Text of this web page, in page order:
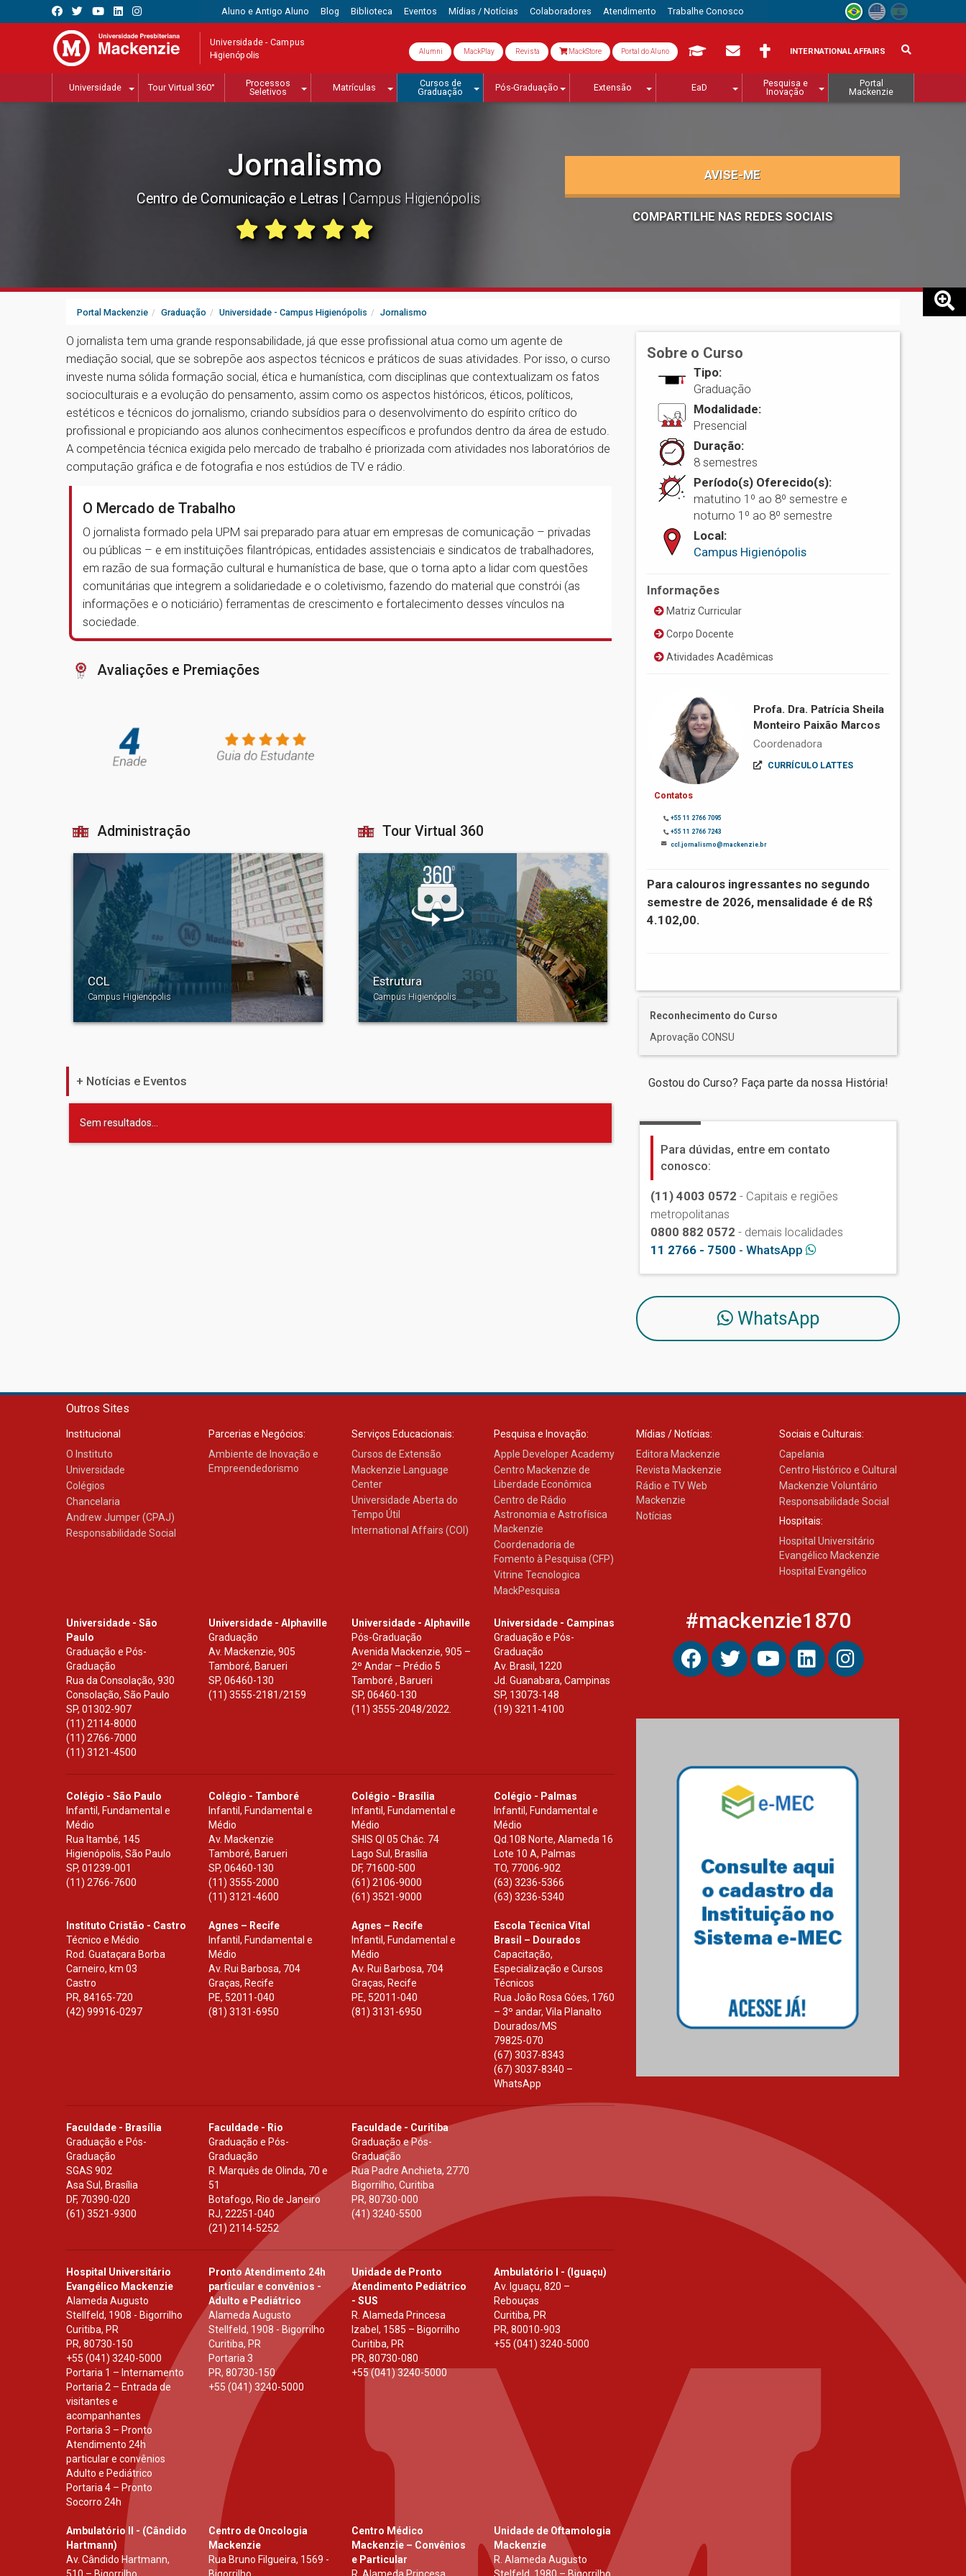
Aluno e Antigo Aluno Blog Biblioteca Eventos Mídias / Notícias Colaboradores Atendimento Trabalhe Conosco
Universidade - Campus
Higienópolis Alumni MackPlay Revista MackStore Portal do Aluno INTERNATIONAL AFFAIRS
Universidade Tour Virtual 360°
Processos
Seletivos
Matrículas
Cursos de
Graduação
Pós-Graduação Extensão EaD
Pesquisa e
Inovação
Portal
Mackenzie
Jornalismo
Centro de Comunicação e Letras Campus Higienópolis
AVISE-ME
COMPARTILHE NAS REDES SOCIAIS
Portal Mackenzie Graduação Universidade - Campus Higienópolis Jornalismo
O jornalista tem uma grande responsabilidade, já que esse profissional atua como um agente de
mediação social, que se sobrepõe aos aspectos técnicos e práticos de suas atividades. Por isso, o curso
investe numa sólida formação social, ética e humanística, com disciplinas que contextualizam os fatos
socioculturais e a evolução do pensamento, assim como os aspectos históricos, éticos, políticos,
estéticos e técnicos do jornalismo, criando subsídios para o desenvolvimento do espírito crítico do
profissional e propiciando aos alunos conhecimentos específicos e profundos dentro da área de estudo.
A competência técnica exigida pelo mercado de trabalho é priorizada com atividades nos laboratórios de
computação gráfica e de fotografia e nos estúdios de TV e rádio.
O Mercado de Trabalho
O jornalista formado pela UPM sai preparado para atuar em empresas de comunicação – privadas
ou públicas – e em instituições filantrópicas, entidades assistenciais e sindicatos de trabalhadores,
em razão de sua formação cultural e humanística de base, que o torna apto a lidar com questões
comunitárias que integrem a solidariedade e o coletivismo, fazendo do material que constrói (as
informações e o noticiário) ferramentas de crescimento e fortalecimento desses vínculos na
sociedade.
Avaliações e Premiações
Administração
CCL
Campus Higienópolis
Tour Virtual 360
Estrutura
Campus Higienópolis
+ Notícias e Eventos
Sem resultados...
Sobre o Curso
Tipo:
Graduação
Modalidade:
Presencial
Duração:
8 semestres
Período(s) Oferecido(s):
matutino 1º ao 8º semestre e
noturno 1º ao 8º semestre
Local:
Campus Higienópolis
Informações
Matriz Curricular
Corpo Docente
Atividades Acadêmicas
Profa. Dra. Patrícia Sheila
Monteiro Paixão Marcos
Coordenadora
CURRÍCULO LATTES
Contatos
+55 11 2766 7095
+55 11 2766 7243
ccl.jornalismo@mackenzie.br
Para calouros ingressantes no segundo
semestre de 2026, mensalidade é de R$
4.102,00.
Reconhecimento do Curso
Aprovação CONSU
Gostou do Curso? Faça parte da nossa História!
Para dúvidas, entre em contato
conosco:
(11) 4003 0572 - Capitais e regiões
metropolitanas
0800 882 0572 - demais localidades
11 2766 - 7500 - WhatsApp
WhatsApp
Outros Sites
Institucional
O Instituto
Universidade
Colégios
Chancelaria
Andrew Jumper (CPAJ)
Responsabilidade Social
Parcerias e Negócios:
Ambiente de Inovação e
Empreendedorismo
Serviços Educacionais:
Cursos de Extensão
Mackenzie Language
Center
Universidade Aberta do
Tempo Útil
International Affairs (COI)
Pesquisa e Inovação:
Apple Developer Academy
Centro Mackenzie de
Liberdade Econômica
Centro de Rádio
Astronomia e Astrofísica
Mackenzie
Coordenadoria de
Fomento à Pesquisa (CFP)
Vitrine Tecnologica
MackPesquisa
Mídias / Notícias:
Editora Mackenzie
Revista Mackenzie
Rádio e TV Web
Mackenzie
Notícias
Sociais e Culturais:
Capelania
Centro Histórico e Cultural
Mackenzie Voluntário
Responsabilidade Social
Hospitais:
Hospital Universitário
Evangélico Mackenzie
Hospital Evangélico
Universidade - São
Paulo
Graduação e Pós-
Graduação
Rua da Consolação, 930
Consolação, São Paulo
SP, 01302-907
(11) 2114-8000
(11) 2766-7000
(11) 3121-4500
Universidade - Alphaville
Graduação
Av. Mackenzie, 905
Tamboré, Barueri
SP,06460-130
(11) 3555-2181/2159
Universidade - Alphaville
Pós-Graduação
Avenida Mackenzie, 905 –
2º Andar – Prédio 5
Tamboré , Barueri
SP, 06460-130
(11) 3555-2048/2022.
Universidade - Campinas
Graduação e Pós-
Graduação
Av. Brasil, 1220
Jd. Guanabara, Campinas
SP, 13073-148
(19) 3211-4100
Colégio - São Paulo
Infantil, Fundamental e
Médio
Rua Itambé, 145
Higienópolis, São Paulo
SP, 01239-001
(11) 2766-7600
Colégio - Tamboré
Infantil, Fundamental e
Médio
Av. Mackenzie
Tamboré, Barueri
SP,06460-130
(11) 3555-2000
(11) 3121-4600
Colégio - Brasília
Infantil, Fundamental e
Médio
SHIS Ql 05 Chác. 74
Lago Sul, Brasília
DF, 71600-500
(61) 2106-9000
(61) 3521-9000
Colégio - Palmas
Infantil, Fundamental e
Médio
Qd.108 Norte, Alameda 16
Lote 10 A, Palmas
TO, 77006-902
(63) 3236-5366
(63) 3236-5340
Instituto Cristão - Castro
Técnico e Médio
Rod. Guataçara Borba
Carneiro, km 03
Castro
PR, 84165-720
(42) 99916-0297
Agnes – Recife
Infantil, Fundamental e
Médio
Av. Rui Barbosa, 704
Graças, Recife
PE, 52011-040
(81) 3131-6950
Agnes – Recife
Infantil, Fundamental e
Médio
Av. Rui Barbosa, 704
Graças, Recife
PE, 52011-040
(81) 3131-6950
Escola Técnica Vital
Brasil – Dourados
Capacitação,
Especialização e Cursos
Técnicos
Rua João Rosa Góes, 1760
– 3º andar, Vila Planalto
Dourados/MS
79825-070
(67) 3037-8343
(67) 3037-8340 –
WhatsApp
Faculdade - Brasília
Graduação e Pós-
Graduação
SGAS 902
Asa Sul, Brasília
DF, 70390-020
(61) 3521-9300
Faculdade - Rio
Graduação e Pós-
Graduação
R. Marquês de Olinda, 70 e
51
Botafogo, Rio de Janeiro
RJ,22251-040
(21) 2114-5252
Faculdade - Curitiba
Graduação e Pós-
Graduação
Rua Padre Anchieta, 2770
Bigorrilho, Curitiba
PR, 80730-000
(41) 3240-5500
Hospital Universitário
Evangélico Mackenzie
Alameda Augusto
Stellfeld, 1908 - Bigorrilho
Curitiba, PR
PR, 80730-150
+55 (041) 3240-5000
Portaria 1 – Internamento
Portaria 2 – Entrada de
visitantes e
acompanhantes
Portaria 3 – Pronto
Atendimento 24h
particular e convênios
Adulto e Pediátrico
Portaria 4 – Pronto
Socorro 24h
Pronto Atendimento 24h
particular e convênios -
Adulto e Pediátrico
Alameda Augusto
Stellfeld, 1908 - Bigorrilho
Curitiba, PR
Portaria 3
PR,80730-150
+55 (041) 3240-5000
Unidade de Pronto
Atendimento Pediátrico
- SUS
R. Alameda Princesa
Izabel, 1585 – Bigorrilho
Curitiba, PR
PR, 80730-080
+55 (041) 3240-5000
Ambulatório I - (Iguaçu)
Av. Iguaçu, 820 –
Rebouças
Curitiba, PR
PR, 80010-903
+55 (041) 3240-5000
Ambulatório II - (Cândido
Hartmann)
Av. Cândido Hartmann,
Centro de Oncologia
Mackenzie
Rua Bruno Filgueira, 1569 -
Centro Médico
Mackenzie – Convênios
e Particular
Unidade de Oftamologia
Mackenzie
R. Alameda Augusto
#mackenzie1870